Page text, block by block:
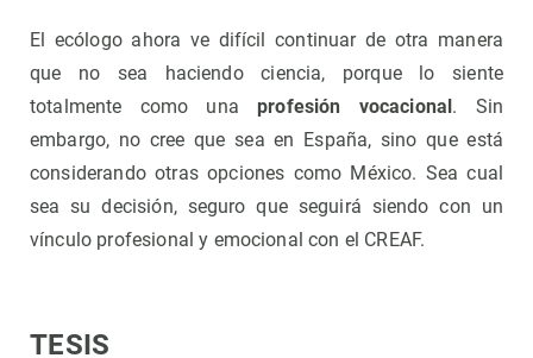
El ecólogo ahora ve difícil continuar de otra manera
que no sea haciendo ciencia, porque lo siente
totalmente como unaprofesión vocacional. Sin
embargo, no cree que sea en España, sino que está
considerando otras opciones como México. Sea cual
sea su decisión, seguro que seguirá siendo con un
vínculo profesional y emocional con el CREAF.
TESIS